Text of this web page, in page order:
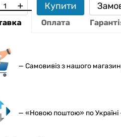
Купити
Оплата
— Самовивіз з нашого
— «Новою поштою» по